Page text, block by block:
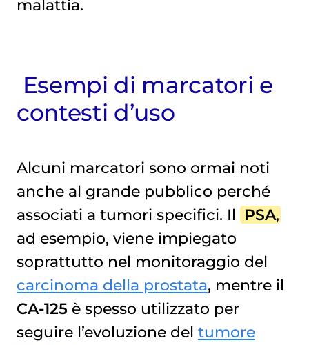
malattia.
Esempi di marcatori e
contesti d’uso
Alcuni marcatori sono ormai noti
anche al grande pubblico perché
associati a tumori specifici. Il PSA,
ad esempio, viene impiegato
soprattutto nel monitoraggio del
carcinoma della prostata, mentre il
CA-125è spesso utilizzato per
seguire l’evoluzione del tumore